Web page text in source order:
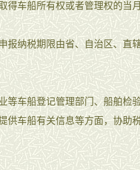
船所有权或者管理权的当
税期限由省、自治区、直
船登记管理部门、船舶检
供车船有关信息等方面，协助